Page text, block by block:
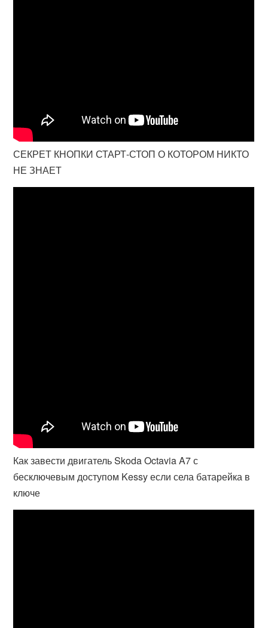
СЕКРЕТ КНОПКИ СТАРТ-СТОП О КОТОРОМ НИКТО
НЕ ЗНАЕТ
Как завести двигатель Skoda Octavia A7 с
бесключевым доступом Kessy если села батарейка в
ключе